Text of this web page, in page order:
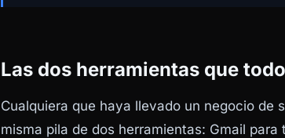
Las dos herramientas que
Cualquiera que haya llevado un negocio de
misma pila de dos herramientas: Gmail